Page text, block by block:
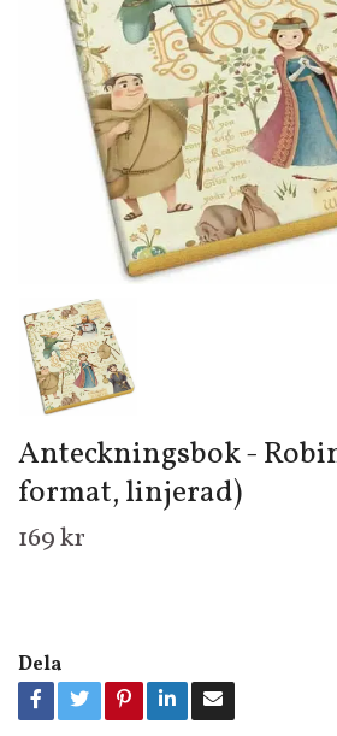
Anteckningsbok -
format, linjerad)
169 kr
Dela